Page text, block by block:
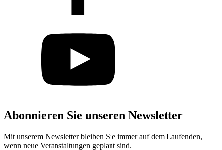
Abonnieren Sie unseren Newsletter
Mit unserem Newsletter bleiben Sie immer auf dem Laufenden,
wenn neue Veranstaltungen geplant sind.